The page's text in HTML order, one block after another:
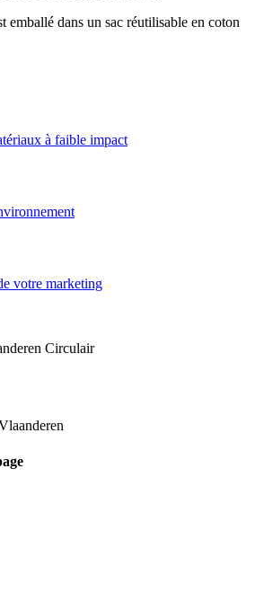
emballé dans un sac réutilisable en coton
à faible impact
votre marketing